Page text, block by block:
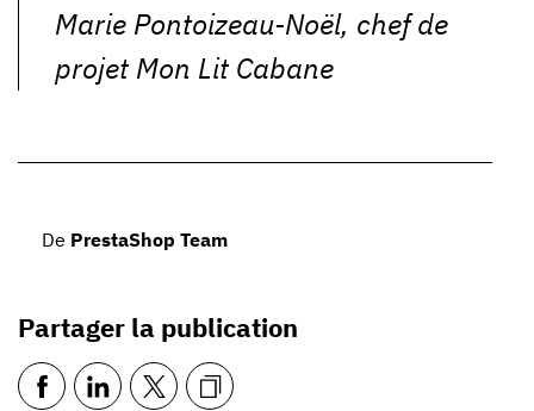
Marie Pontoizeau-Noël, chef de
projet Mon Lit Cabane
De PrestaShop Team
Partager la publication